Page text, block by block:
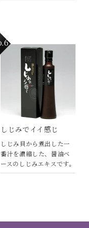
しじみでイイ感じ
しじみ貝から煮出した一
番汁を濃縮した、醤油ベ
ースのしじみエキスです。